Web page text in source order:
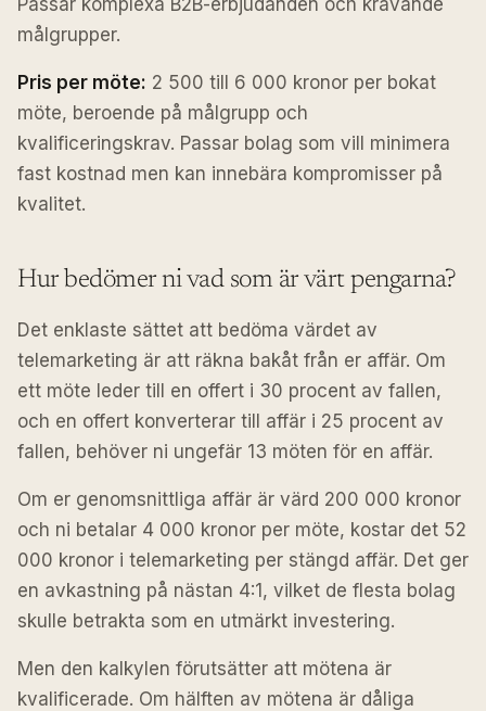
Passar komplexa B2B-erbjudanden och krävande
målgrupper.
Pris per möte: 2 500 till 6 000 kronor per bokat
möte, beroende på målgrupp och
kvalificeringskrav. Passar bolag som vill minimera
fast kostnad men kan innebära kompromisser på
kvalitet.
Hur bedömer ni vad som är värt pengarna?
Det enklaste sättet att bedöma värdet av
telemarketing är att räkna bakåt från er affär. Om
ett möte leder till en offert i 30 procent av fallen,
och en offert konverterar till affär i 25 procent av
fallen, behöver ni ungefär 13 möten för en affär.
Om er genomsnittliga affär är värd 200 000 kronor
och ni betalar 4 000 kronor per möte, kostar det 52
000 kronor i telemarketing per stängd affär. Det ger
en avkastning på nästan 4:1, vilket de flesta bolag
skulle betrakta som en utmärkt investering.
Men den kalkylen förutsätter att mötena är
kvalificerade. Om hälften av mötena är dåliga